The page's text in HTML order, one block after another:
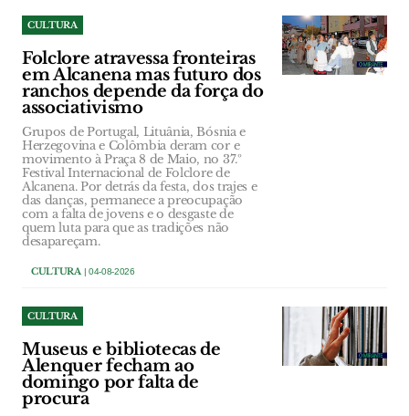
CULTURA
Folclore atravessa fronteiras
em Alcanena mas futuro dos
ranchos depende da força do
associativismo
Grupos de Portugal, Lituânia, Bósnia e
Herzegovina e Colômbia deram cor e
movimento à Praça 8 de Maio, no 37.º
Festival Internacional de Folclore de
Alcanena. Por detrás da festa, dos trajes e
das danças, permanece a preocupação
com a falta de jovens e o desgaste de
quem luta para que as tradições não
desapareçam.
CULTURA| 04-08-2026
CULTURA
Museus e bibliotecas de
Alenquer fecham ao
domingo por falta de
procura